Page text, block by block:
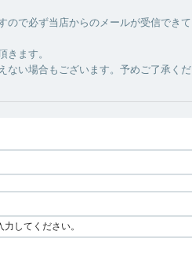
ので必ず当店からのメールが受信できて
きます。
ない場合もございます。予めご了承くだ
してください。